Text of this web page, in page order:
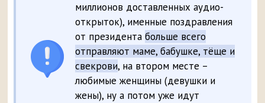
миллионов доставленных аудио-
открыток), именные поздравления
от президентабольше всего
отправляют маме, бабушке, тёще и
свекрови, на втором месте –
любимые женщины (девушки и
жены), ну а потом уже идут